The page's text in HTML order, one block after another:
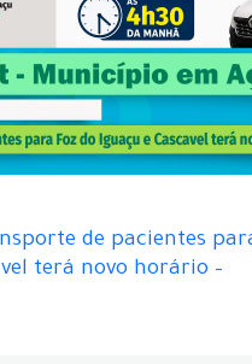
de pacientes
terá novo horário –